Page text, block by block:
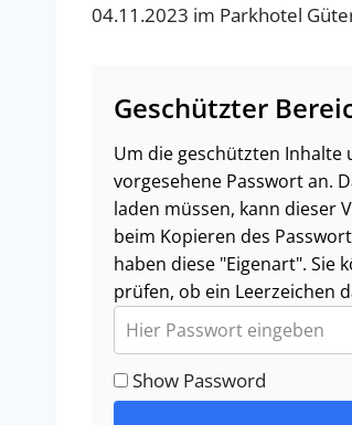
04.11.2023 im Parkhotel
Geschützter
Um die geschützten Inhalte
vorgesehene Passwort an.
laden müssen, kann dieser
beim Kopieren des
haben diese "Eigenart". Sie
prüfen, ob ein Leerzeichen
Show Password